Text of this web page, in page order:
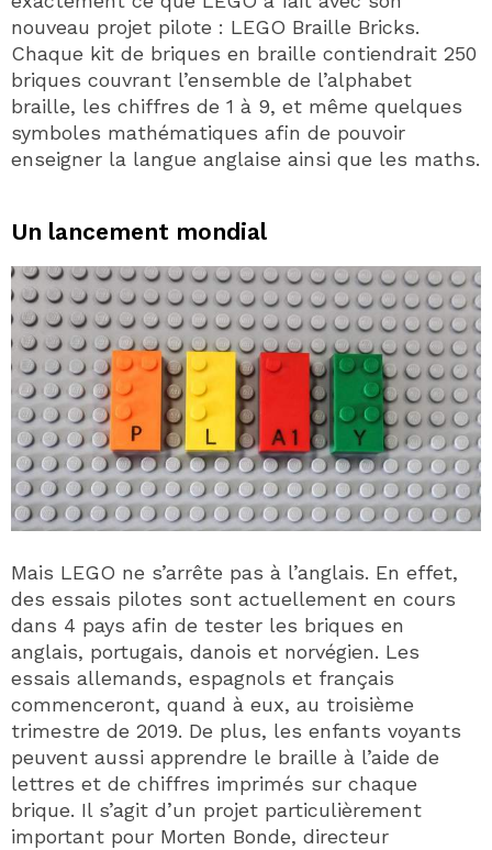
nouveau projet pilote : LEGO Braille Bricks.
Chaque kit de briques en braille contiendrait 250
briques couvrant l’ensemble de l’alphabet
braille, les chiffres de 1 à 9, et même quelques
symboles mathématiques afin de pouvoir
enseigner la langue anglaise ainsi que les maths.
Un lancement mondial
Mais LEGO ne s’arrête pas à l’anglais. En effet,
des essais pilotes sont actuellement en cours
dans 4 pays afin de tester les briques en
anglais, portugais, danois et norvégien. Les
essais allemands, espagnols et français
commenceront, quand à eux, au troisième
trimestre de 2019. De plus, les enfants voyants
peuvent aussi apprendre le braille à l’aide de
lettres et de chiffres imprimés sur chaque
brique. Il s’agit d’un projet particulièrement
important pour Morten Bonde, directeur